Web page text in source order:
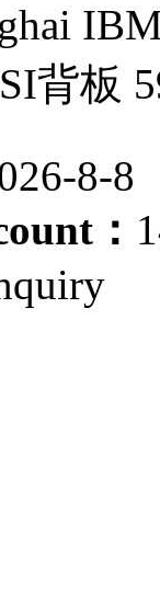
背板
8-8
：